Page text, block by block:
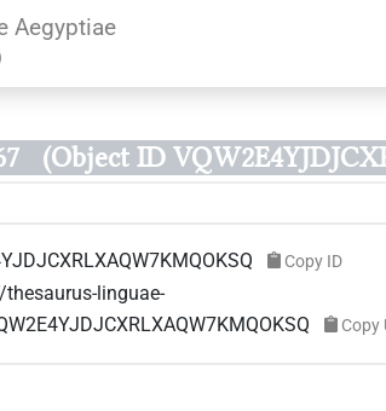
Aegyptiae
(Object ID
Copy ID
linguae-
Copy